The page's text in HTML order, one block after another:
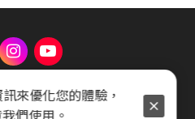
們 常見問題 會員服務條款
來優化您的體驗，